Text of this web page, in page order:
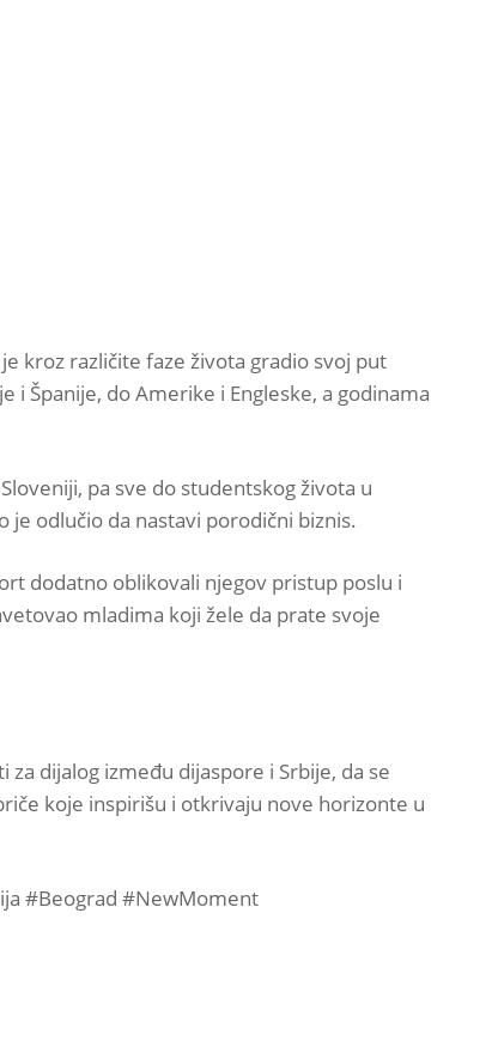
kroz različite faze života gradio svoj put
Španije, do Amerike i Engleske, a godinama
pa sve do studentskog života u
je odlučio da nastavi porodični biznis.
dodatno oblikovali njegov pristup poslu i
mladima koji žele da prate svoje
dijalog između dijaspore i Srbije, da se
koje inspirišu i otkrivaju nove horizonte u
#Beograd #NewMoment